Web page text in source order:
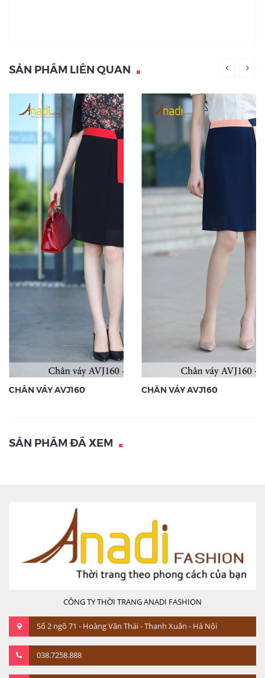
SẢN PHẨM LIÊN QUAN
CHÂN VÁY AVJ160 CHÂN VÁY AVJ160
SẢN PHẨM ĐÃ XEM
CÔNG TY THỜI TRANG ANADI FASHION
Số 2 ngõ 71 - Hoàng Văn Thái - Thanh Xuân - Hà Nội
038.7258.888